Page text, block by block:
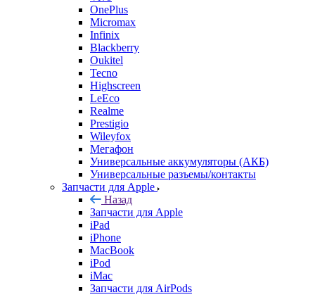
Oukitel
Tecno
Highscreen
LeEco
Realme
Prestigio
Wileyfox
Мегафон
Универсальные аккумуляторы (АКБ)
Универсальные разъемы/контакты
Запчасти для Apple
Назад
Запчасти для Apple
iPad
iPhone
MacBook
iPod
iMac
Запчасти для AirPods
Watch
Запчасти для планшетов
Назад
Запчасти для планшетов